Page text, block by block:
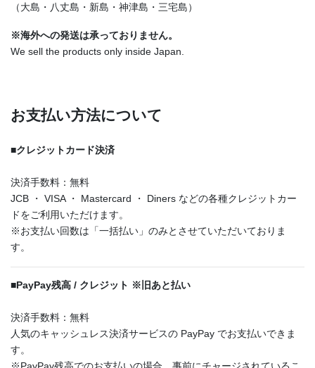
（大島・八丈島・新島・神津島・三宅島）
※海外への発送は承っておりません。
We sell the products only inside Japan.
お支払い方法について
■クレジットカード決済
決済手数料：無料
JCB ・ VISA ・ Mastercard ・ Diners などの各種クレジットカー
ドをご利用いただけます。
※お支払い回数は「一括払い」のみとさせていただいておりま
す。
■PayPay残高 / クレジット ※旧あと払い
決済手数料：無料
人気のキャッシュレス決済サービスの PayPay でお支払いできま
す。